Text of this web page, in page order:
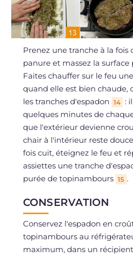
Prenez une tranche à la fois
panure et massez la
Faites chauffer sur le feu
quand elle est bien chaude,
les tranches d'espadon 14 :
quelques minutes de
que l'extérieur devienne
chair à l'intérieur reste
fois cuit, éteignez le feu et
assiettes une tranche
purée de topinambours 15 .
CONSERVATION
Conservez l'espadon en
topinambours au
maximum, dans un